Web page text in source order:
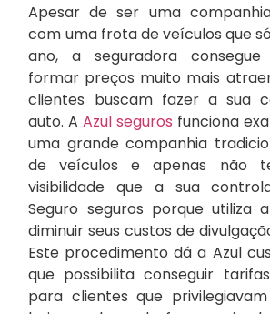
Apesar de ser uma
com uma frota de veículos que
ano, a seguradora
formar preços muito mais
clientes buscam fazer a sua
auto. AAzul seguros funciona
uma grande companhia
de veículos e apenas não
visibilidade que a sua
Seguro seguros porque utiliza
diminuir seus custos de
Este procedimento dá a Azul
que possibilita conseguir
para clientes que